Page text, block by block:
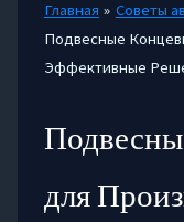
Главная
Советы
Подвесные
Эффективные
для